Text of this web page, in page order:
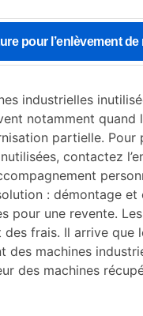
pour l’enlèvement
industrielles
notamment
partielle. Pour
contactez
: démontage et
pour une revente.
des frais. Il arrive que
des machines
des machines